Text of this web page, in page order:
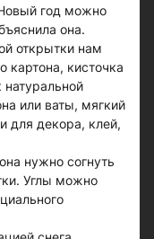
год можно
она.
открытки нам
картона, кисточка
натуральной
или ваты, мягкий
для декора, клей,
нужно согнуть
Углы можно